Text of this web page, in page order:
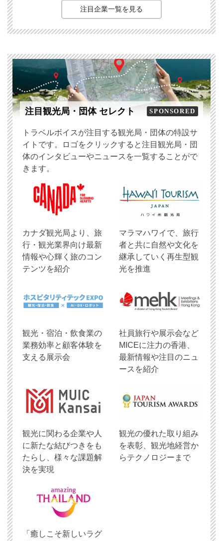
注目企業一覧を見る
注目観光局・団体 セレクト SPONSORED
トラベルボイスが注目する観光局・団体の特設サ
イトです。ロゴをクリックすると注目観光局・団
体のインタビューやニュースを一覧することがで
きます。
​カナダ観光局より、旅
行・観光業界向け最新
情報や心輝く旅のコン
テンツを紹介
マラマハワイで、旅行
者と共に自然や文化を
継承していく再生型観
光を推進
観光・宿泊・飲食業の
業務効率と顧客体験を
支える展示会
社員旅行や展示会など
MICEに注力の香港、
最新情報や注目のニュ
ースを紹介
観光に関わる企業や人
に新たな結びつきをも
たらし、様々な課題解
決を実現
観光の優れた取り組み
を表彰、観光地経営か
らテクノロジーまで
「癒しこそ新しいラグ